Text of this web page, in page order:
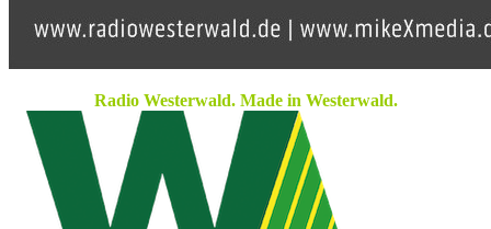
Radio Westerwald. Made in Westerwald.